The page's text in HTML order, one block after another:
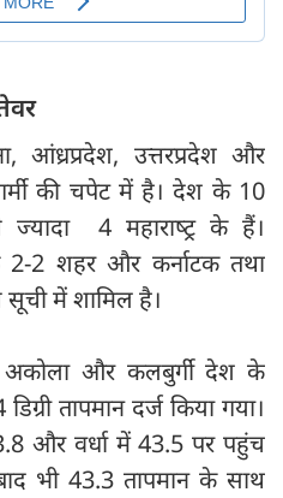
आंध्रप्रदेश, उत्तरप्रदेश और
की चपेट में है। देश के 10
4 महाराष्‍ट्र के हैं।
2 शहर और कर्नाटक तथा
सूची में शामिल है।
और कलबुर्गी देश के
तापमान दर्ज किया गया।
और वर्धा में 43.5 पर पहुंच
भी 43.3 तापमान के साथ